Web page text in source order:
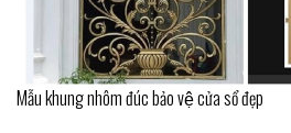
Mẫu khung nhôm đúc bảo vệ cửa sổ đẹp